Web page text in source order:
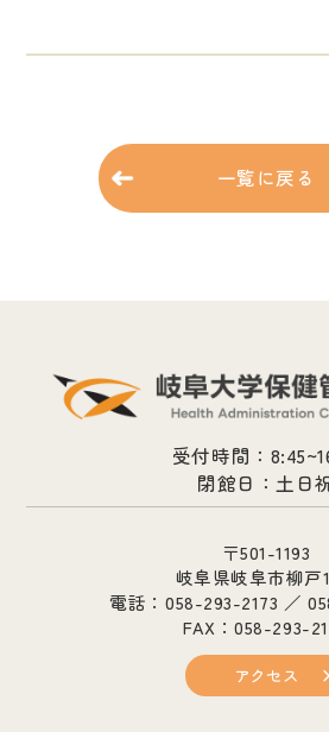
一覧に戻る
受付時間：
閉館日：土日
〒501-1193
岐阜県岐阜市柳戸
電話：058-293-2173 ／
FAX：058-293-
アクセス